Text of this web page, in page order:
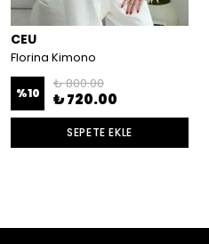
CEU
Florina Kimono
%10
₺ 800.00
₺ 720.00
SEPETE EKLE